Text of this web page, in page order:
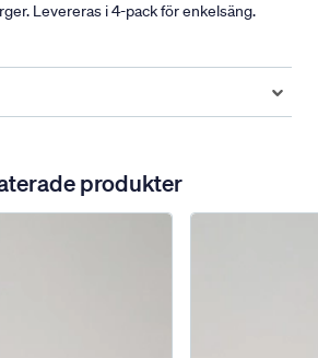
Levereras i 4-pack för enkelsäng.
produkter